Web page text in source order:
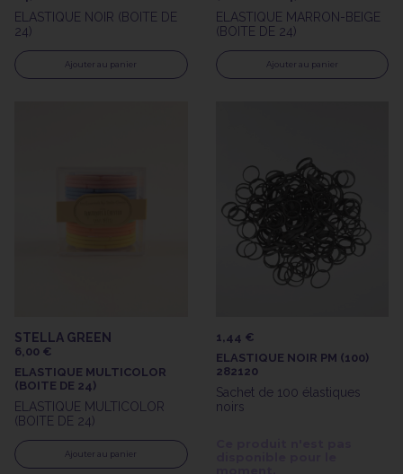
ELASTIQUE NOIR (BOITE DE
24)
Ajouter au panier
ELASTIQUE MARRON-BEIGE
(BOITE DE 24)
Ajouter au panier
STELLA GREEN
6,00 €
ELASTIQUE MULTICOLOR
(BOITE DE 24)
ELASTIQUE MULTICOLOR
(BOITE DE 24)
Ajouter au panier
1,44 €
ELASTIQUE NOIR PM (100)
282120
Sachet de 100 élastiques
noirs